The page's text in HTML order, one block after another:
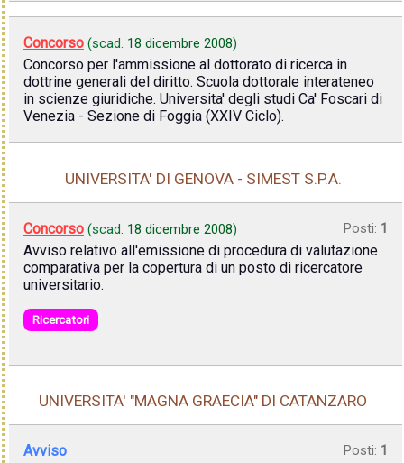
Concorso (scad. 18 dicembre 2008)
Concorso per l'ammissione al dottorato di ricerca in
dottrine generali del diritto. Scuola dottorale interateneo
in scienze giuridiche. Universita' degli studi Ca' Foscari di
Venezia - Sezione di Foggia (XXIV Ciclo).
UNIVERSITA' DI GENOVA - SIMEST S.P.A.
Concorso (scad. 18 dicembre 2008) Posti: 1
Avviso relativo all'emissione di procedura di valutazione
comparativa per la copertura di un posto di ricercatore
universitario.
Ricercatori
UNIVERSITA' "MAGNA GRAECIA" DI CATANZARO
Avviso Posti: 1